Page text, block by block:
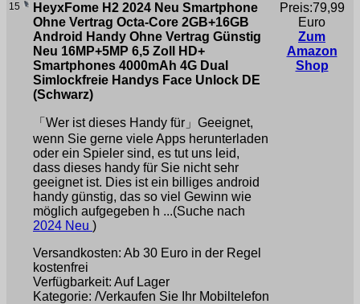
15
HeyxFome H2 2024 Neu Smartphone
Ohne Vertrag Octa-Core 2GB+16GB
Android Handy Ohne Vertrag Günstig
Neu 16MP+5MP 6,5 Zoll HD+
Smartphones 4000mAh 4G Dual
Simlockfreie Handys Face Unlock DE
(Schwarz)
「Wer ist dieses Handy für」Geeignet,
wenn Sie gerne viele Apps herunterladen
oder ein Spieler sind, es tut uns leid,
dass dieses handy für Sie nicht sehr
geeignet ist. Dies ist ein billiges android
handy günstig, das so viel Gewinn wie
möglich aufgegeben h ...(Suche nach
2024 Neu )
Versandkosten: Ab 30 Euro in der Regel
kostenfrei
Verfügbarkeit: Auf Lager
Kategorie: /Verkaufen Sie Ihr Mobiltelefon
Preis:79,99
Euro
Zum
Amazon
Shop